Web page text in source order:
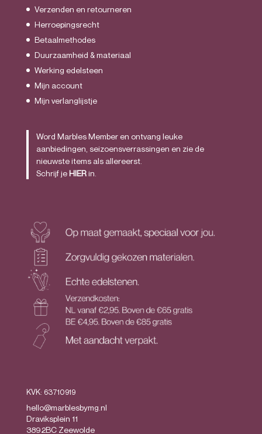
Verzenden en retourneren
Herroepingsrecht
Betaalmethodes
Duurzaamheid & materiaal
Werking edelsteen
Mijn account
Mijn verlanglijstje
Word Marbles Member en ontvang leuke
aanbiedingen, seizoensverrassingen en zie de
nieuwste items als allereerst.
Schrijf jeHIERin.
KVK: 63710919
hello@marblesbymg.nl
Draviksplein 11
3892BC Zeewolde